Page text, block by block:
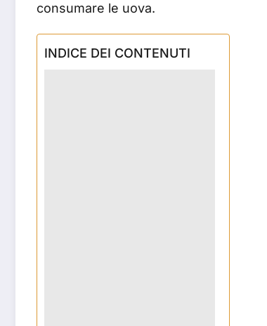
consumare le uova.
INDICE DEI CONTENUTI